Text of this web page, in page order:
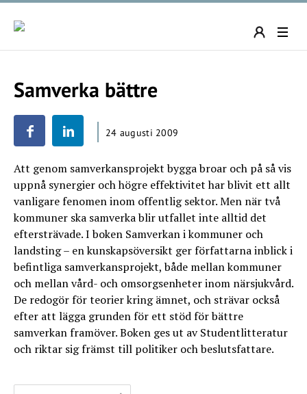
Samverka bättre
24 augusti 2009
Att genom samverkansprojekt bygga broar och på så vis
uppnå synergier och högre effektivitet har blivit ett allt
vanligare fenomen inom offentlig sektor. Men när två
kommuner ska samverka blir utfallet inte alltid det
eftersträvade. I boken Samverkan i kommuner och
landsting – en kunskapsöversikt ger författarna inblick i
befintliga samverkansprojekt, både mellan kommuner
och mellan vård- och omsorgsenheter inom närsjukvård.
De redogör för teorier kring ämnet, och strävar också
efter att lägga grunden för ett stöd för bättre
samverkan framöver. Boken ges ut av Studentlitteratur
och riktar sig främst till politiker och beslutsfattare.